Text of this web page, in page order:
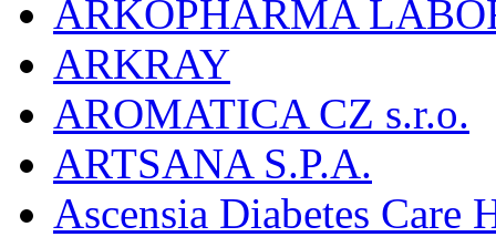
ARKOPHARMA
ARKRAY
AROMATICA CZ s.r.o.
ARTSANA S.P.A.
Ascensia Diabetes Care